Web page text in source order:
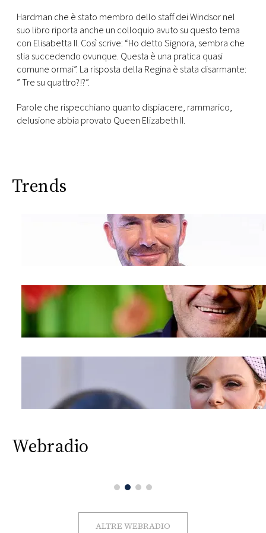
Hardman che è stato membro dello staff dei Windsor nel
suo libro riporta anche un colloquio avuto su questo tema
con Elisabetta II. Così scrive: “Ho detto Signora, sembra che
stia succedendo ovunque. Questa è una pratica quasi
comune ormai”. La risposta della Regina è stata disarmante:
” Tre su quattro?!?”.
Parole che rispecchiano quanto dispiacere, rammarico,
delusione abbia provato Queen Elizabeth II.
Trends
Webradio
ALTRE WEBRADIO